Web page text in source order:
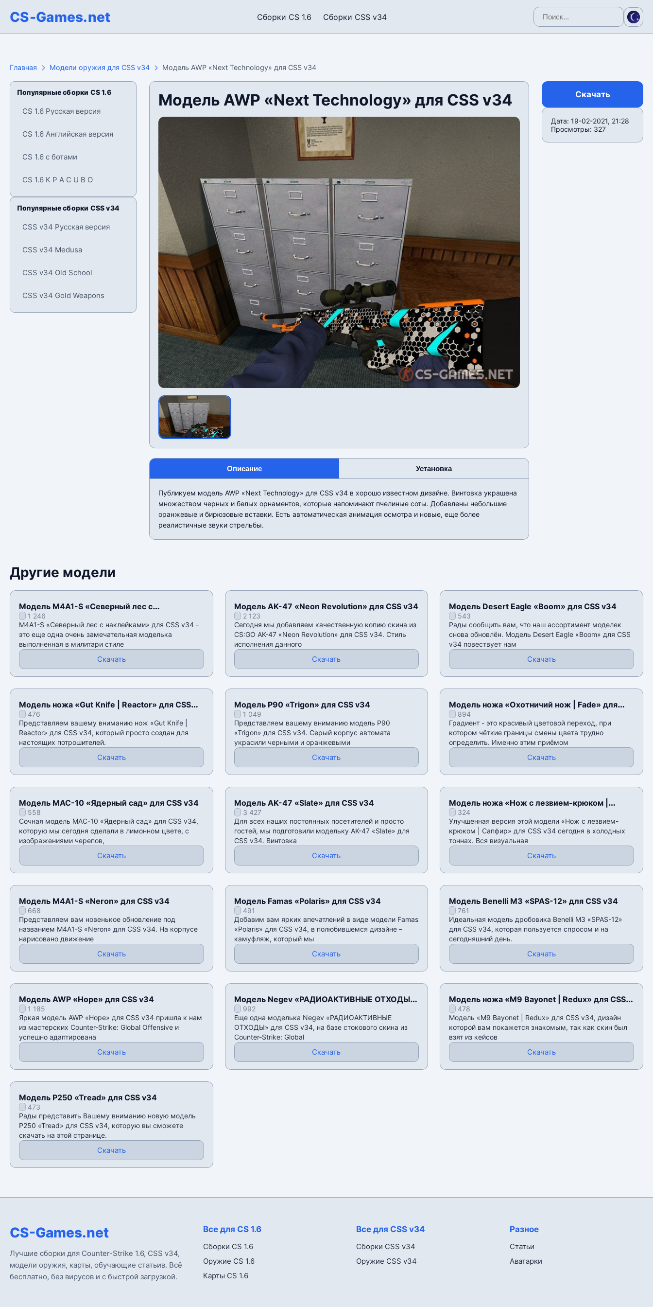
CS-Games.net Сборки CS 1.6 Сборки CSS v34
Главная Модели оружия для CSS v34 Модель AWP «Next Technology» для CSS v34
Популярные сборки CS 1.6
CS 1.6 Русская версия
CS 1.6 Английская версия
CS 1.6 с ботами
CS 1.6 K P A C U B O
Популярные сборки CSS v34
CSS v34 Русская версия
CSS v34 Medusa
CSS v34 Old School
CSS v34 Gold Weapons
Модель AWP «Next Technology» для CSS v34
Описание Установка
Публикуем модель AWP «Next Technology» для CSS v34 в хорошо известном дизайне. Винтовка украшена
множеством черных и белых орнаментов, которые напоминают пчелиные соты. Добавлены небольшие
оранжевые и бирюзовые вставки. Есть автоматическая анимация осмотра и новые, еще более
реалистичные звуки стрельбы.
Скачать
Дата: 19-02-2021, 21:28
Просмотры: 327
Другие модели
Модель M4A1-S «Северный лес с
наклейками» для CSS v34
1 246
M4A1-S «Северный лес с наклейками» для CSS v34 -
это еще одна очень замечательная моделька
выполненная в милитари стиле
Скачать
Модель AK-47 «Neon Revolution» для CSS v34
2 123
Сегодня мы добавляем качественную копию скина из
CS:GO AK-47 «Neon Revolution» для CSS v34. Стиль
исполнения данного
Скачать
Модель Desert Eagle «Boom» для CSS v34
543
Рады сообщить вам, что наш ассортимент моделек
снова обновлён. Модель Desert Eagle «Boom» для CSS
v34 повествует нам
Скачать
Модель ножа «Gut Knife | Reactor» для CSS
v34476
Представляем вашему вниманию нож «Gut Knife |
Reactor» для CSS v34, который просто создан для
настоящих потрошителей.
Скачать
Модель P90 «Trigon» для CSS v34
1 049
Представляем вашему вниманию модель P90
«Trigon» для CSS v34. Серый корпус автомата
украсили черными и оранжевыми
Скачать
Модель ножа «Охотничий нож | Fade» для
CSS v34
894
Градиент - это красивый цветовой переход, при
котором чёткие границы смены цвета трудно
определить. Именно этим приёмом
Скачать
Модель MAC-10 «Ядерный сад» для CSS v34
558
Сочная модель MAC-10 «Ядерный сад» для CSS v34,
которую мы сегодня сделали в лимонном цвете, с
изображениями черепов,
Скачать
Модель AK-47 «Slate» для CSS v34
3 427
Для всех наших постоянных посетителей и просто
гостей, мы подготовили модельку AK-47 «Slate» для
CSS v34. Винтовка
Скачать
Модель ножа «Нож с лезвием-крюком |
Градиент» для CSS v34
324
Улучшенная версия этой модели «Нож с лезвием-
крюком | Сапфир» для CSS v34 сегодня в холодных
тоннах. Вся визуальная
Скачать
Модель M4A1-S «Neron» для CSS v34
668
Представляем вам новенькое обновление под
названием M4A1-S «Neron» для CSS v34. На корпусе
нарисовано движение
Скачать
Модель Famas «Polaris» для CSS v34
491
Добавим вам ярких впечатлений в виде модели Famas
«Polaris» для CSS v34, в полюбившемся дизайне –
камуфляж, который мы
Скачать
Модель Benelli M3 «SPAS-12» для CSS v34
761
Идеальная модель дробовика Benelli M3 «SPAS-12»
для CSS v34, которая пользуется спросом и на
сегодняшний день.
Скачать
Модель AWP «Hope» для CSS v34
1 185
Яркая модель AWP «Hope» для CSS v34 пришла к нам
из мастерских Counter-Strike: Global Offensive и
успешно адаптирована
Скачать
Модель Negev «РАДИОАКТИВНЫЕ ОТХОДЫ»
для CSS v34
992
Еще одна моделька Negev «РАДИОАКТИВНЫЕ
ОТХОДЫ» для CSS v34, на базе стокового скина из
Counter-Strike: Global
Скачать
Модель ножа «M9 Bayonet | Redux» для CSS
v34478
Модель «M9 Bayonet | Redux» для CSS v34, дизайн
которой вам покажется знакомым, так как скин был
взят из кейсов
Скачать
Модель P250 «Tread» для CSS v34
473
Рады представить Вашему вниманию новую модель
P250 «Tread» для CSS v34, которую вы сможете
скачать на этой странице.
Скачать
CS-Games.net
Лучшие сборки для Counter-Strike 1.6, CSS v34,
модели оружия, карты, обучающие статьив. Всё
бесплатно, без вирусов и с быстрой загрузкой.
Все для CS 1.6
Сборки CS 1.6
Оружие CS 1.6
Карты CS 1.6
Все для CSS v34
Сборки CSS v34
Оружие CSS v34
Разное
Статьи
Аватарки